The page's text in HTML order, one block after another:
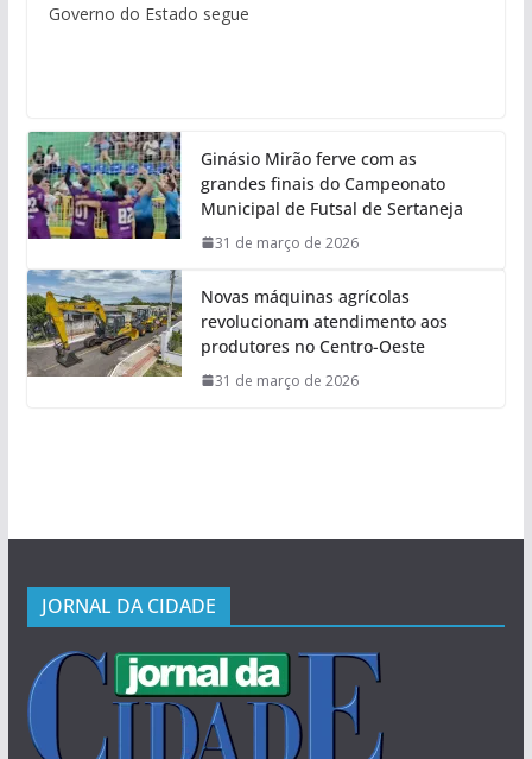
Governo do Estado segue
Ginásio Mirão ferve com as
grandes finais do Campeonato
Municipal de Futsal de Sertaneja
31 de março de 2026
Novas máquinas agrícolas
revolucionam atendimento aos
produtores no Centro-Oeste
31 de março de 2026
JORNAL DA CIDADE